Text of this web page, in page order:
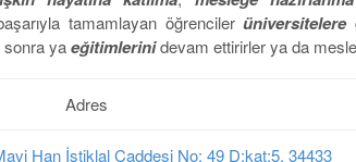
tamamlayan öğrencilerüniversitelere
sonra yaeğitimlerinidevam ettirirler ya da
Adres
Han İstiklal Caddesi No: 49 D:kat:5, 34433